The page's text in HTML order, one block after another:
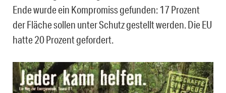
Ende wurde ein Kompromiss gefunden: 17 Prozent
der Fläche sollen unter Schutz gestellt werden. Die EU
hatte 20 Prozent gefordert.